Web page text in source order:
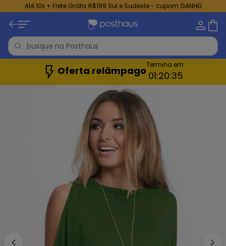
Até 10x + Frete Grátis R$199 Sul e Sudeste - cupom GANHEI
Oferta relâmpagoTermina em:
01:20:33